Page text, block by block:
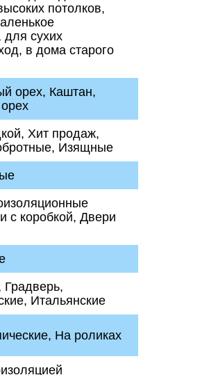
потолков,
сухих
в дома старого
орех, Каштан,
Хит продаж,
Изящные
с коробкой, Двери
Градверь,
Итальянские
На роликах